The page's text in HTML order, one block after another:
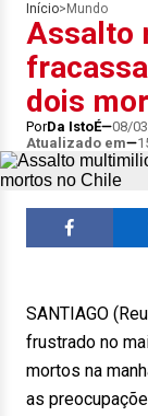
Início> Mundo
Assalto
dois
PorDa IstoÉ 08/
Atualizado em
SANTIAGO
frustrado no
mortos na
as